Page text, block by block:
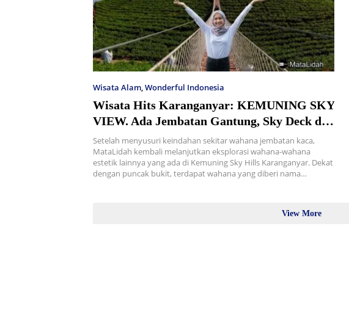
Wisata Alam,Wonderful Indonesia
Wisata Hits Karanganyar: KEMUNING SKY
VIEW. Ada Jembatan Gantung, Sky Deck dan
Dementor-nya!
Setelah menyusuri keindahan sekitar wahana jembatan kaca,
MataLidah kembali melanjutkan eksplorasi wahana-wahana
estetik lainnya yang ada di Kemuning Sky Hills Karanganyar. Dekat
dengan puncak bukit, terdapat wahana yang diberi nama…
View More